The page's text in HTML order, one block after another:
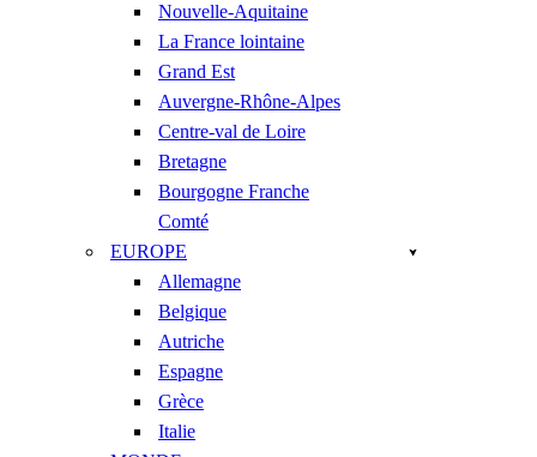
Nouvelle-Aquitaine
La France lointaine
Grand Est
Auvergne-Rhône-Alpes
Centre-val de Loire
Bretagne
Bourgogne Franche
Comté
EUROPE
Allemagne
Belgique
Autriche
Espagne
Grèce
Italie